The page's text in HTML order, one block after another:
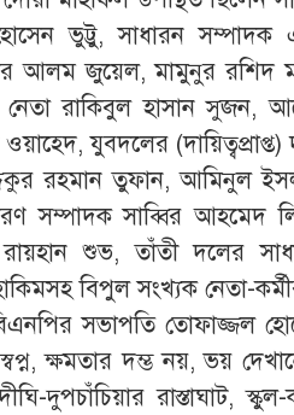
ভুট্টু, সাধারন
আলম জুয়েল, মামুনুর রশিদ
রাকিবুল হাসান সুজন,
যুবদলের
রহমান তুফান, আমিনুল
সম্পাদক সাব্বির আহমেদ
শুভ, তাঁতী দলের
বিপুল সংখ্যক নেতা-
সভাপতি তোফাজ্জল
ক্ষমতার দম্ভ নয়, ভয়
দুপচাঁচিয়ার রাস্তাঘাট,